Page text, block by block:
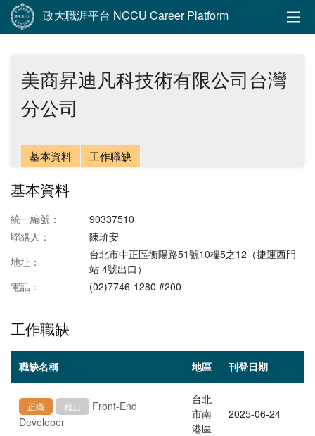
政大職涯平台 NCCU Career Platform
美商昇迪凡科技術有限公司台灣
分公司
基本資料 工作職缺
基本資料
統一編號：
90337510
聯絡人：
陳玠安
地址：
台北市中正區衡陽路51號10樓5之12（捷運西門
站 4號出口）
電話：
(02)7746-1280 #200
工作職缺
職缺名稱 地區 刊登日期
正職 截止
Front-End
Developer
台北
市南
港區
2025-06-24